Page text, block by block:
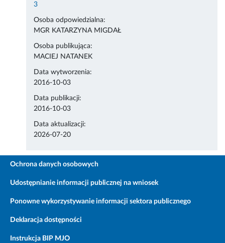
3
Osoba odpowiedzialna:
MGR KATARZYNA MIGDAŁ
Osoba publikująca:
MACIEJ NATANEK
Data wytworzenia:
2016-10-03
Data publikacji:
2016-10-03
Data aktualizacji:
2026-07-20
Ochrona danych osobowych
Udostępnianie informacji publicznej na wniosek
Ponowne wykorzystywanie informacji sektora publicznego
Deklaracja dostępności
Instrukcja BIP MJO